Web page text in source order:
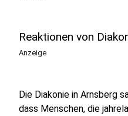
Reaktionen von
Anzeige
Die Diakonie in Arnsberg
dass Menschen, die